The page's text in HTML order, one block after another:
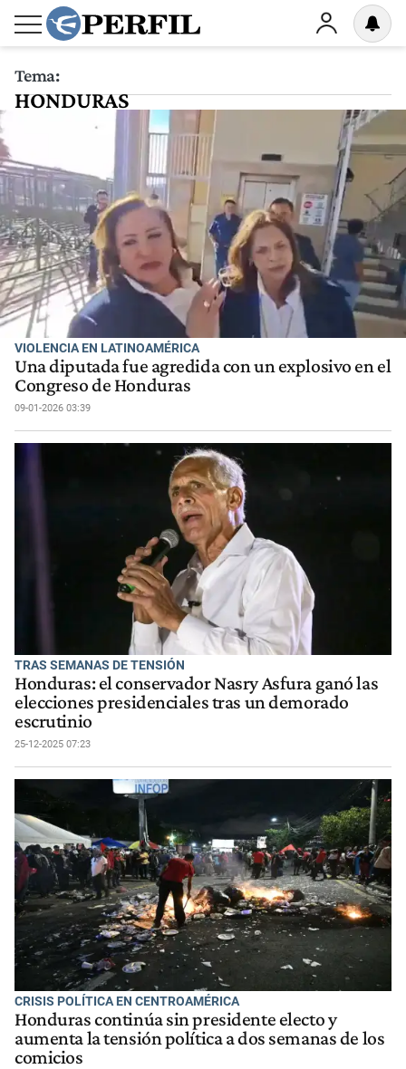
Tema:
HONDURAS
VIOLENCIA EN LATINOAMÉRICA
Una diputada fue agredida con un explosivo en el
Congreso de Honduras
09-01-2026 03:39
TRAS SEMANAS DE TENSIÓN
Honduras: el conservador Nasry Asfura ganó las
elecciones presidenciales tras un demorado
escrutinio
25-12-2025 07:23
CRISIS POLÍTICA EN CENTROAMÉRICA
Honduras continúa sin presidente electo y
aumenta la tensión política a dos semanas de los
comicios